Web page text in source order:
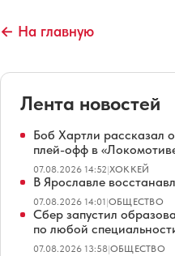
← На главную
Лента новостей
Боб Хартли рассказал
плей-офф в
07.08.2026 14:52|ХОККЕЙ
В Ярославле
07.08.2026 14:01|ОБЩЕСТВО
Сбер запустил
по любой
07.08.2026 13:58|ОБЩЕСТВО